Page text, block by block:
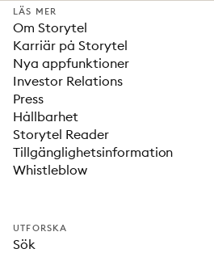
LÄS MER
Om Storytel
Karriär på Storytel
Nya appfunktioner
Investor Relations
Press
Hållbarhet
Storytel Reader
Tillgänglighetsinformation
Whistleblow
UTFORSKA
Sök